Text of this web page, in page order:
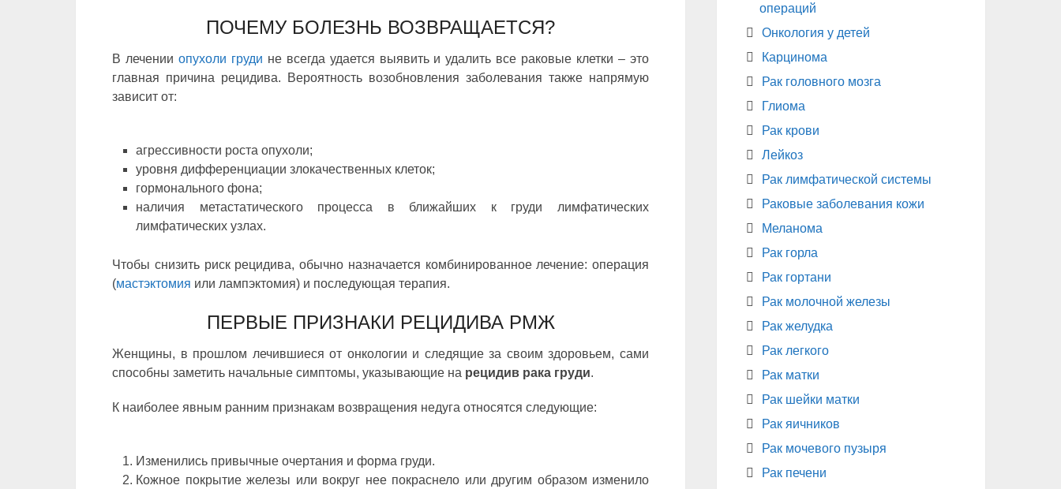
ПОЧЕМУ БОЛЕЗНЬ ВОЗВРАЩАЕТСЯ?
В лечении опухоли груди не всегда удается выявить и удалить все раковые клетки – это
главная причина рецидива. Вероятность возобновления заболевания также напрямую
зависит от:
агрессивности роста опухоли;
уровня дифференциации злокачественных клеток;
гормонального фона;
наличия метастатического процесса в ближайших к груди лимфатических
лимфатических узлах.
Чтобы снизить риск рецидива, обычно назначается комбинированное лечение: операция
(мастэктомия или лампэктомия) и последующая терапия.
ПЕРВЫЕ ПРИЗНАКИ РЕЦИДИВА РМЖ
Женщины, в прошлом лечившиеся от онкологии и следящие за своим здоровьем, сами
способны заметить начальные симптомы, указывающие на рецидив рака груди.
К наиболее явным ранним признакам возвращения недуга относятся следующие:
Изменились привычные очертания и форма груди.
Кожное покрытие железы или вокруг нее покраснело или другим образом изменило
операций
Онкология у детей
Карцинома
Рак головного мозга
Глиома
Рак крови
Лейкоз
Рак лимфатической системы
Раковые заболевания кожи
Меланома
Рак горла
Рак гортани
Рак молочной железы
Рак желудка
Рак легкого
Рак матки
Рак шейки матки
Рак яичников
Рак мочевого пузыря
Рак печени